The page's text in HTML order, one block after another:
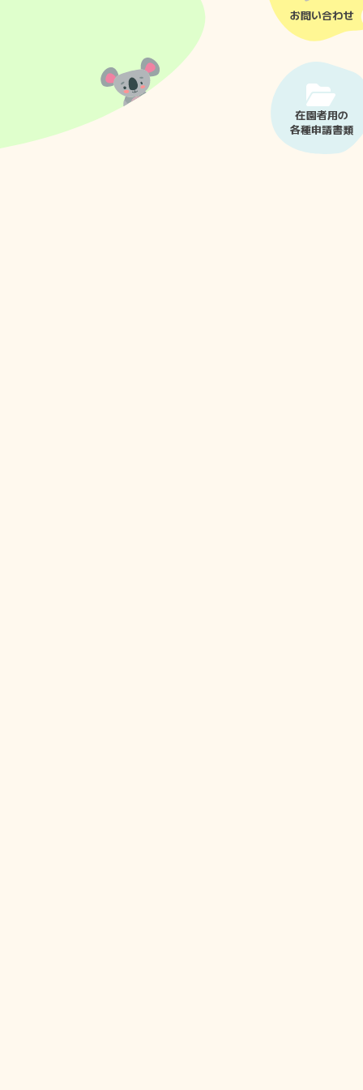
お問い合わせ
在園者用の
各種申請書類